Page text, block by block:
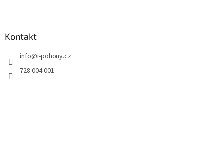
Kontakt
info@i-pohony.cz
728 004 001